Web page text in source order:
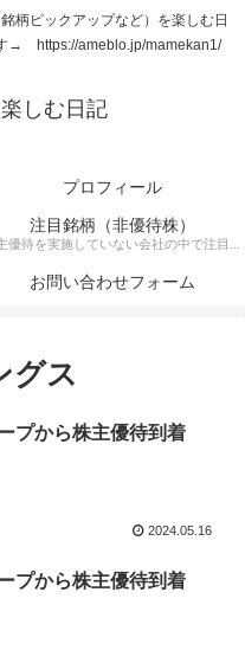
柄ピックアップなど）を楽しむ日
→ https://ameblo.jp/mamekan1/
しむ日記
プロフィール
注目銘柄（非優待株）
優待を実施していない会社の中で注目銘
お問い合わせフォーム
グス
プから株主優待到着
2024.05.16
プから株主優待到着